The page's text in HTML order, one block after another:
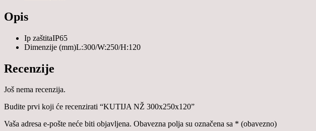
Opis
Ip zaštitaIP65
Dimenzije (mm)L:300/W:250/H:120
Recenzije
Još nema recenzija.
Budite prvi koji će recenzirati “KUTIJA NŽ 300x250x120”
Vaša adresa e-pošte neće biti objavljena. Obavezna polja su označena sa * (obavezno)